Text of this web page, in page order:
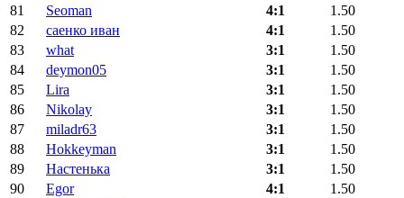
81
Seoman 4:1
1.50
82
саенко иван 4:1
1.50
83
what 3:1
1.50
84
deymon05 3:1
1.50
85
Lira 3:1
1.50
86
Nikolay 3:1
1.50
87
miladr63 3:1
1.50
88
Hokkeyman 3:1
1.50
89
Настенька 3:1
1.50
90
Egor 4:1
1.50